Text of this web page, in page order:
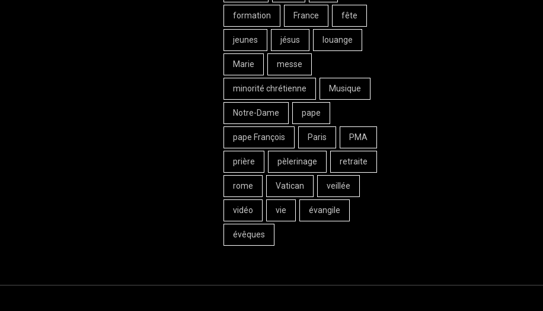
formation France fête
jeunes jésus louange
Marie messe
minorité chrétienne Musique
Notre-Dame pape
pape François Paris PMA
prière pèlerinage retraite
rome Vatican veillée
vidéo vie évangile
évêques